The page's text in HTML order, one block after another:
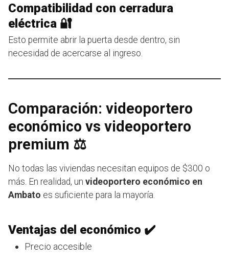
Compatibilidad con cerradura
eléctrica 🔐
Esto permite abrir la puerta desde dentro, sin
necesidad de acercarse al ingreso.
Comparación: videoportero
económico vs videoportero
premium ⚖️
No todas las viviendas necesitan equipos de $300 o
más. En realidad, un videoportero económico en
Ambato es suficiente para la mayoría.
Ventajas del económico ✔️
Precio accesible